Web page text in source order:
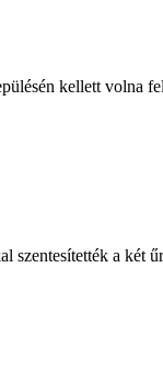
kellett volna
a két